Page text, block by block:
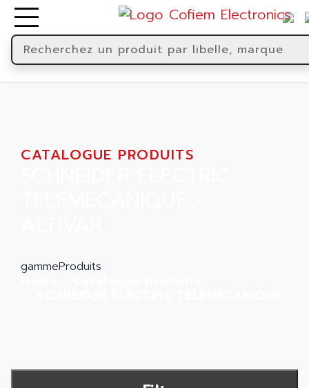
CATALOGUE PRODUITS
gammeProduits